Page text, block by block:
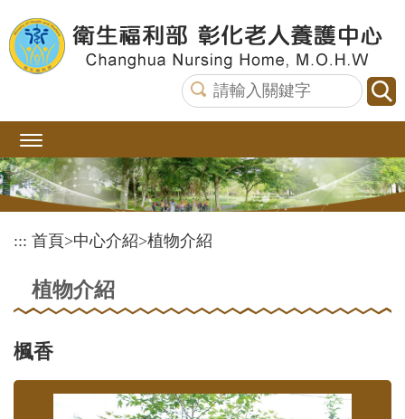
到
主
::: 首頁>中心介紹>植物介紹
植物介紹
楓香